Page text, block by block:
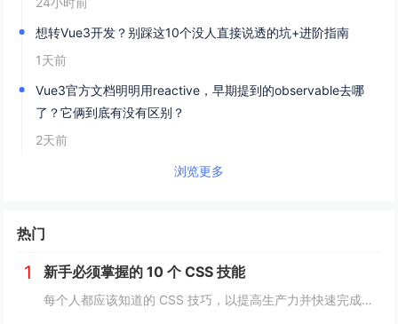
想转Vue3开发？别踩这10个没人直接说透的坑+进阶指南
1天前
Vue3官方文档明明用reactive，早期提到的observable去哪
了？它俩到底有没有区别？
2天前
浏览更多
热门
1 新手必须掌握的 10 个 CSS 技能
每个人都应该知道的 CSS 技巧，以提高生产力并快速完成项目。 这里我为初学者收集了10个简单且必须知道的秘诀。 重置.css 某些浏览器对每个元素应用不同的样式，因此最好首先休息一下 CSS。 body, div, h1,h2,...